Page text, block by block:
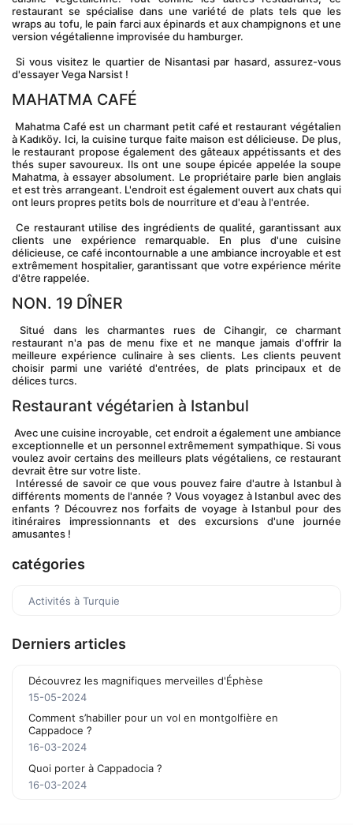
restaurant se spécialise dans une variété de plats tels que les
wraps au tofu, le pain farci aux épinards et aux champignons et une
version végétalienne improvisée du hamburger.
Si vous visitez le quartier de Nisantasi par hasard, assurez-vous
d'essayer Vega Narsist !
MAHATMA CAFÉ
à Kadıköy. Ici, la cuisine turque faite maison est délicieuse. De plus,
le restaurant propose également des gâteaux appétissants et des
thés super savoureux. Ils ont une soupe épicée appelée la soupe
Mahatma, à essayer absolument. Le propriétaire parle bien anglais
et est très arrangeant. L'endroit est également ouvert aux chats qui
ont leurs propres petits bols de nourriture et d'eau à l'entrée.
clients une expérience remarquable. En plus d'une cuisine
délicieuse, ce café incontournable a une ambiance incroyable et est
extrêmement hospitalier, garantissant que votre expérience mérite
d'être rappelée.
NON. 19 DÎNER
Situé dans les charmantes rues de Cihangir, ce charmant
restaurant n'a pas de menu fixe et ne manque jamais d'offrir la
meilleure expérience culinaire à ses clients. Les clients peuvent
choisir parmi une variété d'entrées, de plats principaux et de
délices turcs.
Restaurant végétarien à Istanbul
Avec une cuisine incroyable, cet endroit a également une ambiance
exceptionnelle et un personnel extrêmement sympathique. Si vous
voulez avoir certains des meilleurs plats végétaliens, ce restaurant
devrait être sur votre liste.
différents moments de l'année ? Vous voyagez à Istanbul avec des
enfants ? Découvrez nos forfaits de voyage à Istanbul pour des
itinéraires impressionnants et des excursions d'une journée
amusantes !
catégories
Activités à Turquie
Derniers articles
Découvrez les magnifiques merveilles d'Éphèse
15-05-2024
Comment s’habiller pour un vol en montgolfière en
Cappadoce ?
16-03-2024
Quoi porter à Cappadocia ?
16-03-2024